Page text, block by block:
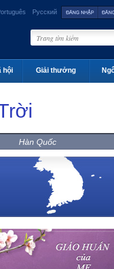
Русский
hội Giải thưởng
Hàn Quốc